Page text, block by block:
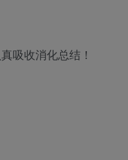
吸收消化总结！